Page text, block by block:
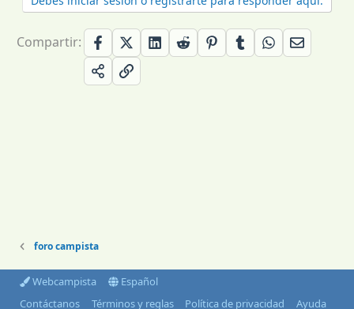
Compartir:
foro campista
Webcampista
Español
Contáctanos
Términos y reglas Política de privacidad Ayuda